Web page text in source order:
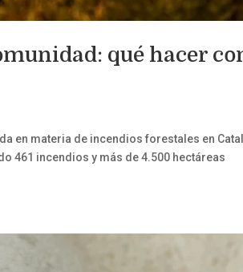
qué hacer
en materia de incendios forestales en
461 incendios y más de 4.500 hectáreas